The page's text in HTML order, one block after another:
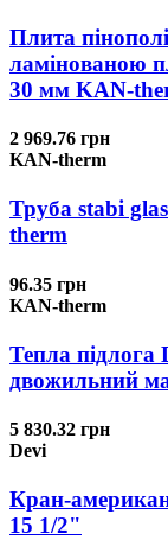
Плита
ламінованою
30 мм KAN-
2 969.76 грн
KAN-therm
Труба stabi
therm
96.35 грн
KAN-therm
Тепла
двожильний
5 830.32 грн
Devi
Кран-
15 1/2"